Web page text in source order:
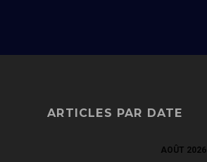
ARTICLES PAR DATE
AOÛT 2026